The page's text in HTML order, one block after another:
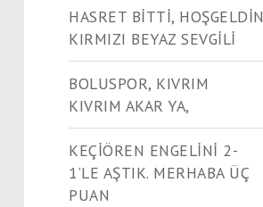
HASRET BİTTİ, HOŞGELDİN
KIRMIZI BEYAZ SEVGİLİ
BOLUSPOR, KIVRIM
KIVRIM AKAR YA,
KEÇİÖREN ENGELİNİ 2-
1’LE AŞTIK. MERHABA ÜÇ
PUAN